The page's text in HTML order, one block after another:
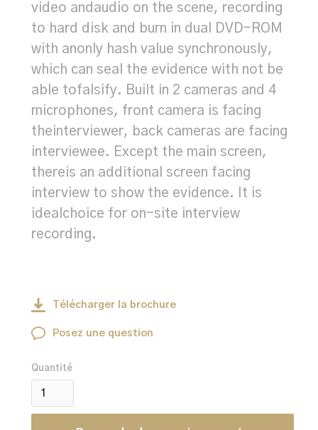
video andaudio on the scene, recording
to hard disk and burn in dual DVD-ROM
with anonly hash value synchronously,
which can seal the evidence with not be
able tofalsify. Built in 2 cameras and 4
microphones, front camera is facing
theinterviewer, back cameras are facing
interviewee. Except the main screen,
thereis an additional screen facing
interview to show the evidence. It is
idealchoice for on-site interview
recording.
Télécharger la brochure
Posez une question
Quantité